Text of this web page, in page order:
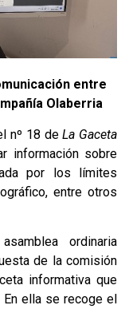
entre
Olaberria
nº 18 deLa Gaceta
información sobre
por los límites
entre otros
ordinaria
de la comisión
informativa que
En ella se recoge el